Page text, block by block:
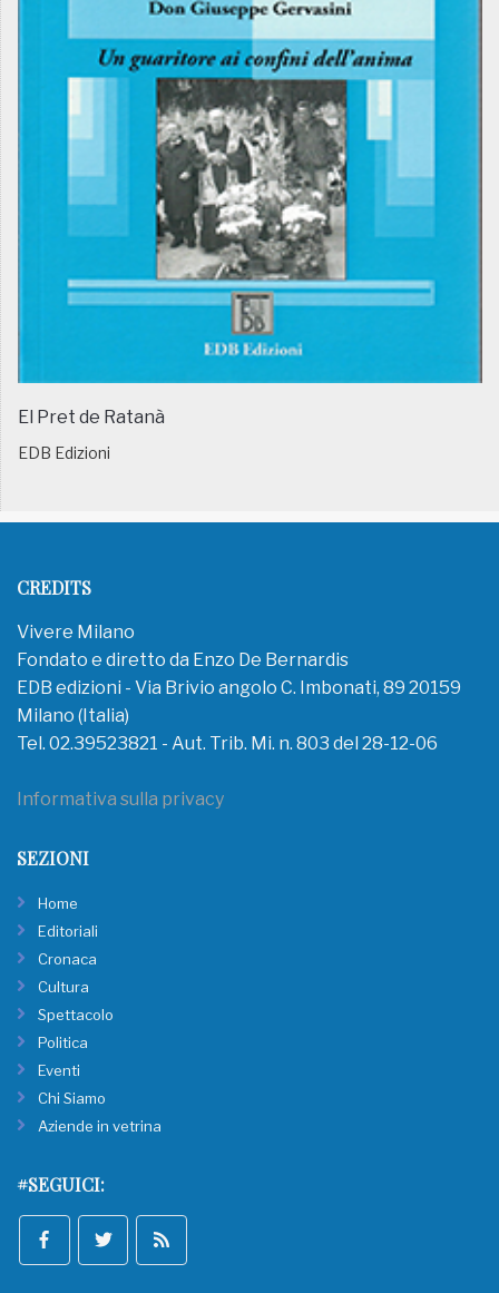
El Pret de Ratanà
EDB Edizioni
CREDITS
Vivere Milano
Fondato e diretto da Enzo De Bernardis
EDB edizioni - Via Brivio angolo C. Imbonati, 89 20159
Milano (Italia)
Tel. 02.39523821 - Aut. Trib. Mi. n. 803 del 28-12-06
Informativa sulla privacy
SEZIONI
Home
Editoriali
Cronaca
Cultura
Spettacolo
Politica
Eventi
Chi Siamo
Aziende in vetrina
#SEGUICI: